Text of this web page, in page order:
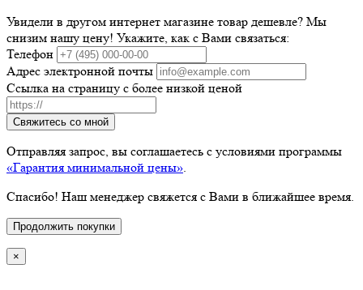
Увидели в другом интернет магазине товар дешевле? Мы
снизим нашу цену! Укажите, как с Вами связаться:
Телефон
Адрес электронной почты
Ссылка на страницу с более низкой ценой
Свяжитесь со мной
Отправляя запрос, вы соглашаетесь с условиями программы
«Гарантия минимальной цены».
Спасибо! Наш менеджер свяжется с Вами в ближайшее время.
Продолжить покупки
×